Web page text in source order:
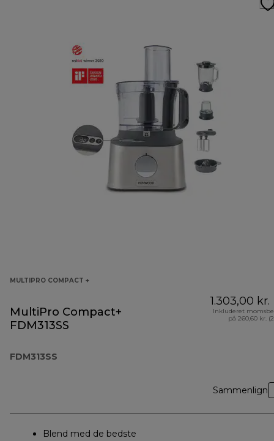
MULTIPRO COMPACT +
MultiPro Compact+
FDM313SS
FDM313SS
1.303,00 kr.
Inkluderet
på 260,60 kr.
Sammenlign
Blend med de bedste